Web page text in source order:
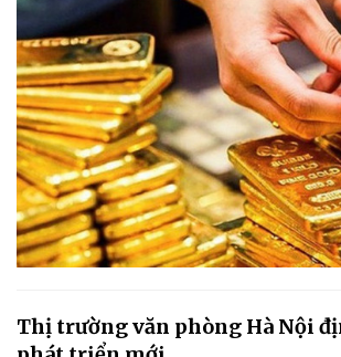
Thị trường văn phòng Hà Nội